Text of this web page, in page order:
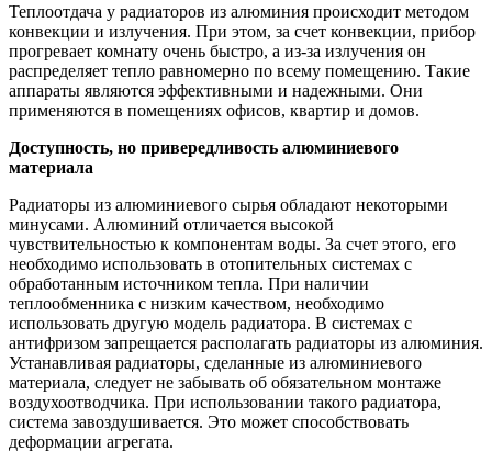
Теплоотдача у радиаторов из алюминия происходит методом
конвекции и излучения. При этом, за счет конвекции, прибор
прогревает комнату очень быстро, а из-за излучения он
распределяет тепло равномерно по всему помещению. Такие
аппараты являются эффективными и надежными. Они
применяются в помещениях офисов, квартир и домов.
Доступность, но привередливость алюминиевого
материала
Радиаторы из алюминиевого сырья обладают некоторыми
минусами. Алюминий отличается высокой
чувствительностью к компонентам воды. За счет этого, его
необходимо использовать в отопительных системах с
обработанным источником тепла. При наличии
теплообменника с низким качеством, необходимо
использовать другую модель радиатора. В системах с
антифризом запрещается располагать радиаторы из алюминия.
Устанавливая радиаторы, сделанные из алюминиевого
материала, следует не забывать об обязательном монтаже
воздухоотводчика. При использовании такого радиатора,
система завоздушивается. Это может способствовать
деформации агрегата.